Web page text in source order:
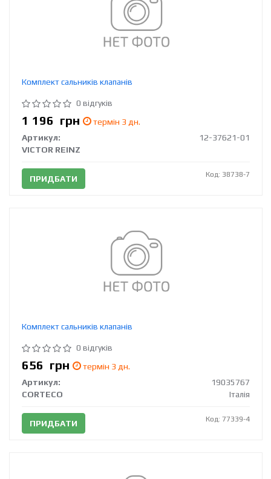
Комплект сальників клапанів
0 відгуків
1 196 грн
термін 3 дн.
Артикул:
12-37621-01
VICTOR REINZ
ПРИДБАТИ Код: 38738-7
Комплект сальників клапанів
0 відгуків
656 грн
термін 3 дн.
Артикул:
19035767
CORTECO
Італія
ПРИДБАТИ Код: 77339-4